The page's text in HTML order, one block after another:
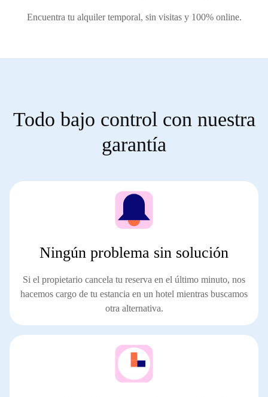
Encuentra tu alquiler temporal, sin visitas y 100% online.
Todo bajo control con nuestra
garantía
Ningún problema sin solución
Si el propietario cancela tu reserva en el último minuto, nos
hacemos cargo de tu estancia en un hotel mientras buscamos
otra alternativa.